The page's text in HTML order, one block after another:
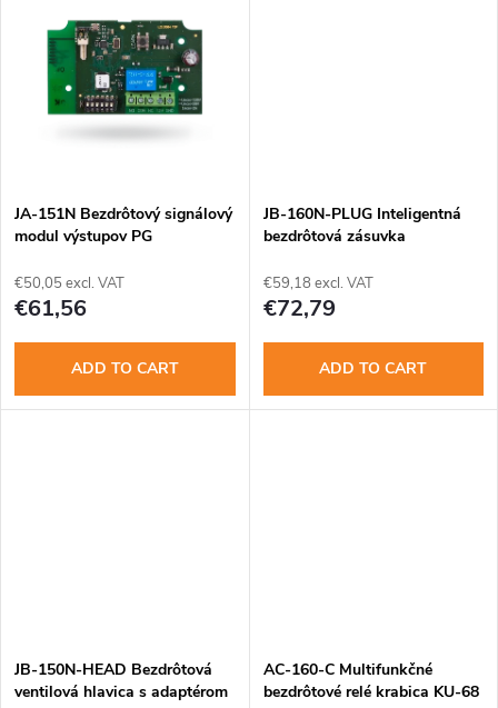
t
s
JA-151N Bezdrôtový signálový
modul výstupov PG
€50,05 excl. VAT
€61,56
ADD TO CART
JB-160N-PLUG Inteligentná
bezdrôtová zásuvka
€59,18 excl. VAT
€72,79
ADD TO CART
JB-150N-HEAD Bezdrôtová
ventilová hlavica s adaptérom
AC-160-C Multifunkčné
bezdrôtové relé krabica KU-68